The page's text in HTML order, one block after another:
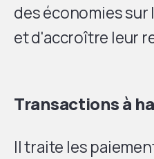
des économies
et d'accroître leur
Transactions à
Il traite les